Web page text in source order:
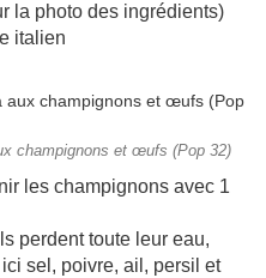
la photo des ingrédients)
italien
champignons et œufs (Pop 32)
les champignons avec 1
perdent toute leur eau,
sel, poivre, ail, persil et